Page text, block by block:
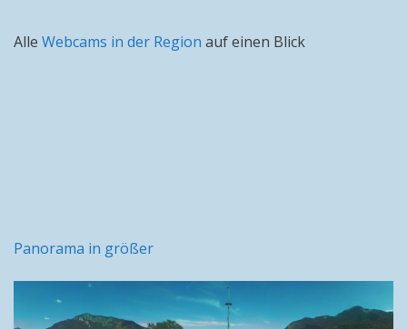
Alle Webcams in der Region auf einen Blick
Panorama in größer